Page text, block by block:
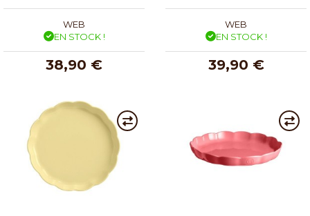
WEB
EN STOCK !
38,90 €
WEB
EN STOCK !
39,90 €